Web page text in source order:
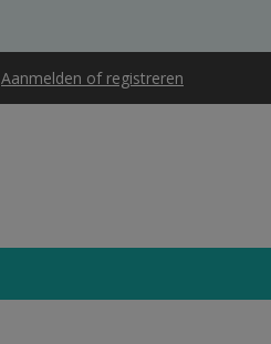
Aanmelden of registreren